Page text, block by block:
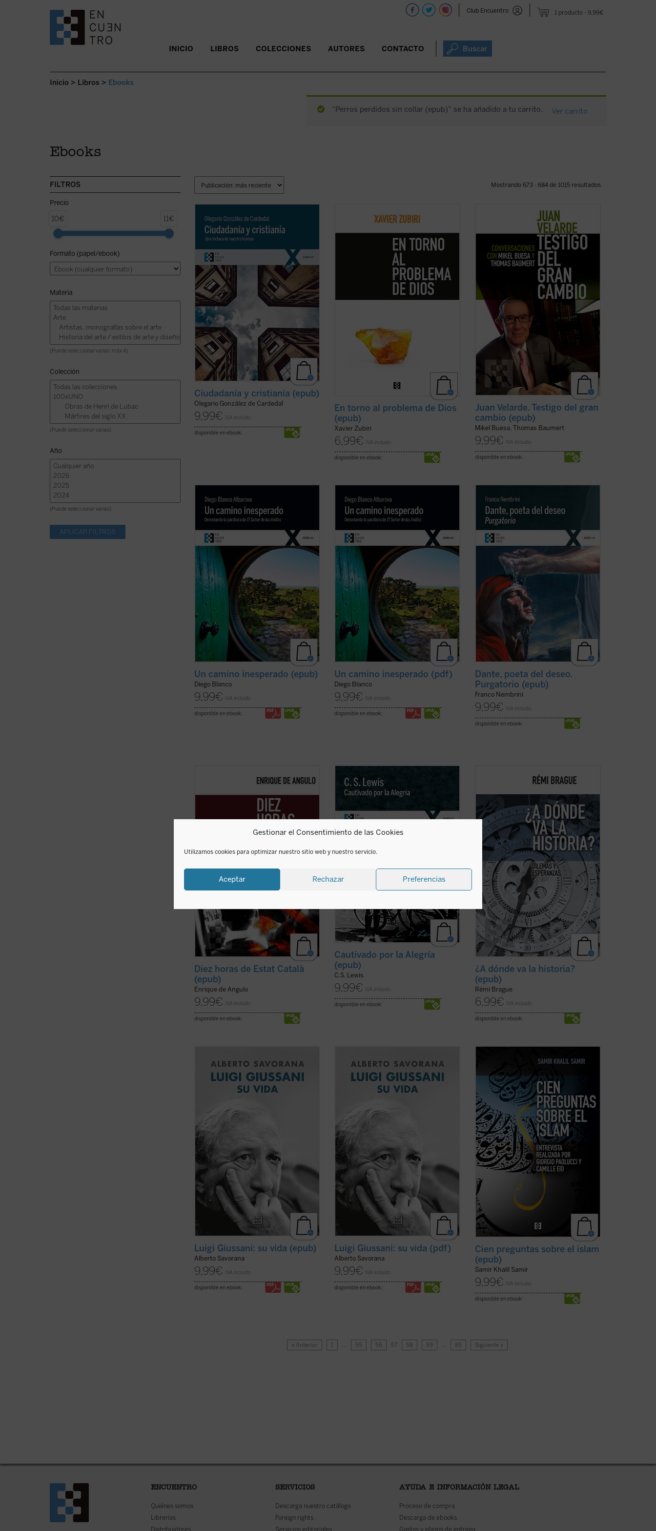
Gestionar el Consentimiento de las Cookies
Utilizamos cookies para optimizar nuestro sitio web y nuestro servicio.
Aceptar Rechazar Preferencias
1 producto 9,99€
Club Encuentro
SALTAR AL CONTENIDO. INICIO LIBROS COLECCIONES AUTORES CONTACTO Buscar
Inicio > Libros > Ebooks
“Perros perdidos sin collar (epub)” se ha añadido a tu carrito. Ver carrito
Ebooks
FILTROS
Precio
10€ 11€
Formato (papel/ebook)
Materia
(Puede seleccionar varias: máx 4)
Colección
(Puede seleccionar varias)
Año
(Puede seleccionar varias)
Mostrando 673 - 684 de 1015 resultados
Los hombres tenemos siempre la vida
por hacer, los ciudadanos tenemos
siempre la sociedad por configurar y los
por realizar. Este libro se propone
iluminar la relación existente entre estos
órdenes: Humanidad, ...(ver ficha)
Ciudadanía y cristianía (epub)
Olegario González de Cardedal
9,99€ IVA incluido
disponible en ebook:
Este ensayo clásico de Zubiri constituye
vez en edición separada, permitirá al
lector apreciar en todo su valor la
originaria formulación de la idea de
(ver ficha)
En torno al problema de Dios
(epub)
Xavier Zubiri
6,99€ IVA incluido
disponible en ebook:
Pocas personas encarnan mejor que
Juan Velarde, decano de los economistas
españoles, la historia de nuestro país en
los últimos 60 años. Y no sólo por su
relevante papel en el desarrollo de la
economía como disciplina académica en
Juan Velarde. Testigo del gran
cambio (epub)
Mikel Buesa, Thomas Baumert
9,99€ IVA incluido
disponible en ebook:
¿Quieres vivir una gran aventura?
Todavía queda un Anillo y, aunque no lo
sepas, lo tienes tú. Sal de la comodidad
con la comunidad si quieres arrojarlo al
fuego y destruirlo para siempre. Tendrás
...
(ver ficha)
Un camino inesperado (epub)
Diego Blanco
9,99€ IVA incluido
disponible en ebook:
¿Quieres vivir una gran aventura?
Todavía queda un Anillo y, aunque no lo
sepas, lo tienes tú. Sal de la comodidad
con la comunidad si quieres arrojarlo al
fuego y destruirlo para siempre. Tendrás
...
(ver ficha)
Un camino inesperado (pdf)
Diego Blanco
9,99€ IVA incluido
disponible en ebook:
En este segundo volumen de
poeta del deseo, que recoge el ciclo de
encuentros dedicados al Purgatorio
Franco Nembrini ahonda en la relación
viva entre
y la
experiencia dramática de todo hombre,
(ver ficha)
Dante, poeta del deseo.
Purgatorio (epub)
Franco Nembrini
9,99€ IVA incluido
disponible en ebook:
Este libro recoge la narración fidedigna
lugar en Barcelona la noche del 6 al 7 de
octubre de 1934, realizada por quien
fuera testigo directo de los mismos al
(ver ficha)
Diez horas de Estat Català
(epub)
Enrique de Angulo
9,99€ IVA incluido
disponible en ebook:
Cautivado por la Alegría
autobiográfica que C.S. Lewis escribió
para responder a las numerosas
relatara su proceso de conversión al
propia ... (ver ficha)
Cautivado por la Alegría
(epub)
C.S. Lewis
9,99€ IVA incluido
disponible en ebook:
En este libro-entrevista Rémi Brague,
sorprendentemente desconocidos de
nuestro tiempo, realiza una interesante
reflexión sobre cuál es el sentido de la
historia para el hombre «posmoderno»,
quien ...
(ver ficha)
¿A dónde va la historia?
(epub)
Rémi Brague
6,99€ IVA incluido
disponible en ebook:
A comienzos de los años cincuenta, un
joven sacerdote italiano se da cuenta de
que la gran mayoría de los jóvenes con
los que se encuentra, pertenecientes a
una sociedad aparentemente cristiana,
qué es el ... (ver ficha)
Luigi Giussani: su vida (epub)
Alberto Savorana
9,99€ IVA incluido
disponible en ebook:
A comienzos de los años cincuenta, un
joven sacerdote italiano se da cuenta de
que la gran mayoría de los jóvenes con
los que se encuentra, pertenecientes a
una sociedad aparentemente cristiana,
qué es el ... (ver ficha)
Luigi Giussani: su vida (pdf)
Alberto Savorana
9,99€ IVA incluido
disponible en ebook:
En estos últimos años han tenido lugar
conflictos armados, inmigración masiva,
atentados terroristas, revueltas
ciudadanas-- relacionados con la religión
islámica que han afectado de lleno a
nuestras vidas. Esto ...(ver ficha)
Cien preguntas sobre el islam
(epub)
Samir Khalil Samir
9,99€ IVA incluido
disponible en ebook:
« Anterior 1 … 55 56 57 58 59 … 85 Siguiente »
ENCUENTRO
Quiénes somos
Librerías
Distribuidores
SERVICIOS
Descarga nuestro catálogo
Foreign rights
Servicios editoriales
AYUDA E INFORMACIÓN LEGAL
Proceso de compra
Descarga de ebooks
Gastos y plazos de entrega